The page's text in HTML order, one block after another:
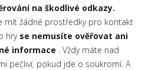
na škodlivé odkazy.
mít žádné prostředky pro kontakt
hry se nemusíte ověřovat ani
informace . Vždy máte nad
pečliví, pokud jde o soukromí. A